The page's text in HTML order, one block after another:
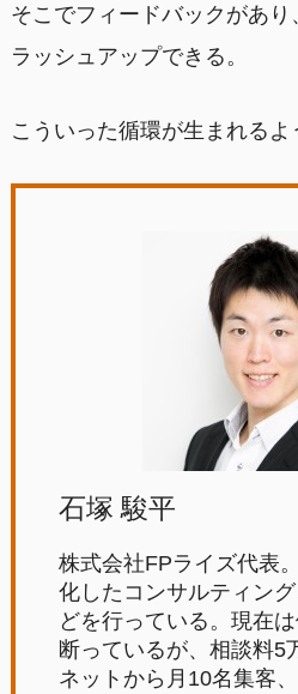
そこでフィードバックがあ
ラッシュアップできる。
こういった循環が生まれるよ
石塚 駿平
株式会社FPライズ代表
化したコンサルティン
どを行っている。現在
断っているが、相談料5
ネットから月10名集客